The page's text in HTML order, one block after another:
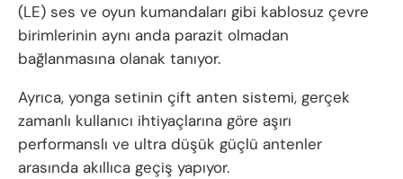
(LE) ses ve oyun kumandaları gibi kablosuz çevre
birimlerinin aynı anda parazit olmadan
bağlanmasına olanak tanıyor.
Ayrıca, yonga setinin çift anten sistemi, gerçek
zamanlı kullanıcı ihtiyaçlarına göre aşırı
performanslı ve ultra düşük güçlü antenler
arasında akıllıca geçiş yapıyor.